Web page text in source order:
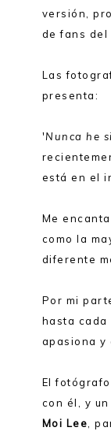
versión,
de fans del
Las
presenta:
'Nunca he
está en el
Me
como la
diferente
Por mi
hasta cada
apasiona y
El
con él, y
Moi Lee ,